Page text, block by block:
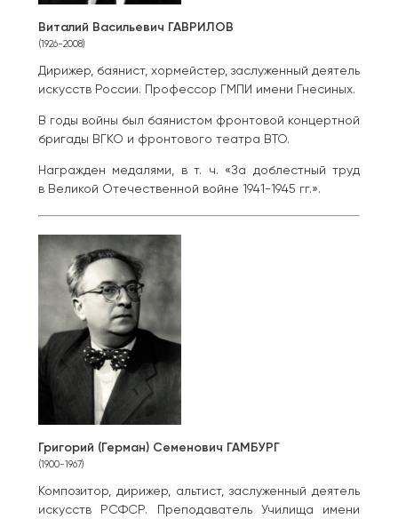
Виталий Васильевич ГАВРИЛОВ
(1926-2008)
Дирижер, баянист, хормейстер, заслуженный деятель
искусств России. Профессор ГМПИ имени Гнесиных.
В годы войны был баянистом фронтовой концертной
бригады ВГКО и фронтового театра ВТО.
Награжден медалями, в т. ч. «За доблестный труд
в Великой Отечественной войне 1941-1945 гг.».
Григорий (Герман) Семенович ГАМБУРГ
(1900-1967)
Композитор, дирижер, альтист, заслуженный деятель
искусств РСФСР. Преподаватель Училища имени